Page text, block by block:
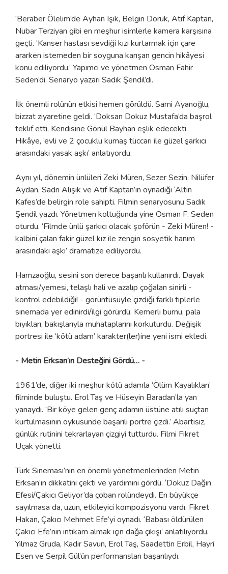
‘Beraber Ölelim’de Ayhan Işık, Belgin Doruk, Atıf Kaptan,
Nubar Terziyan gibi en meşhur isimlerle kamera karşısına
geçti. ‘Kanser hastası sevdiği kızı kurtarmak için çare
ararken istemeden bir soyguna karışan gencin hikâyesi
konu ediliyordu.’ Yapımcı ve yönetmen Osman Fahir
Seden’di. Senaryo yazarı Sadık Şendil’di.
İlk önemli rolünün etkisi hemen görüldü. Sami Ayanoğlu,
bizzat ziyaretine geldi. ‘Doksan Dokuz Mustafa’da başrol
teklif etti. Kendisine Gönül Bayhan eşlik edecekti.
Hikâye, ‘evli ve 2 çocuklu kumaş tüccarı ile güzel şarkıcı
arasındaki yasak aşkı’ anlatıyordu.
Aynı yıl, dönemin ünlüleri Zeki Müren, Sezer Sezin, Nilüfer
Aydan, Sadri Alışık ve Atıf Kaptan’ın oynadığı ‘Altın
Kafes’de belirgin role sahipti. Filmin senaryosunu Sadık
Şendil yazdı. Yönetmen koltuğunda yine Osman F. Seden
oturdu. ‘Filmde ünlü şarkıcı olacak şoförün - Zeki Müren! -
kalbini çalan fakir güzel kız ile zengin sosyetik hanım
arasındaki aşkı’ dramatize ediliyordu.
Hamzaoğlu, sesini son derece başarılı kullanırdı. Dayak
atması/yemesi, telaşlı hali ve azalıp çoğalan sinirli -
kontrol edebildiği! - görüntüsüyle çizdiği farklı tiplerle
sinemada yer edinirdi/ilgi görürdü. Kemerli burnu, pala
bıyıkları, bakışlarıyla muhataplarını korkuturdu. Değişik
portresi ile ‘kötü adam’ karakter(ler)ine yeni ismi ekledi.
- Metin Erksan’ın Desteğini Gördü… -
1961’de, diğer iki meşhur kötü adamla ‘Ölüm Kayalıkları’
filminde buluştu. Erol Taş ve Hüseyin Baradan’la yan
yanaydı. ‘Bir köye gelen genç adamın üstüne atılı suçtan
kurtulmasının öyküsünde başarılı portre çizdi.’ Abartısız,
günlük rutinini tekrarlayan çizgiyi tutturdu. Filmi Fikret
Uçak yönetti.
Türk Sineması’nın en önemli yönetmenlerinden Metin
Erksan’ın dikkatini çekti ve yardımını gördü. ‘Dokuz Dağın
Efesi/Çakıcı Geliyor’da çoban rolündeydi. En büyükçe
sayılmasa da, uzun, etkileyici kompozisyonu vardı. Fikret
Hakan, Çakıcı Mehmet Efe’yi oynadı. ‘Babası öldürülen
Çakıcı Efe’nin intikam almak için dağa çıkışı’ anlatılıyordu.
Yılmaz Gruda, Kadir Savun, Erol Taş, Saadettin Erbil, Hayri
Esen ve Serpil Gül’ün performansları başarılıydı.